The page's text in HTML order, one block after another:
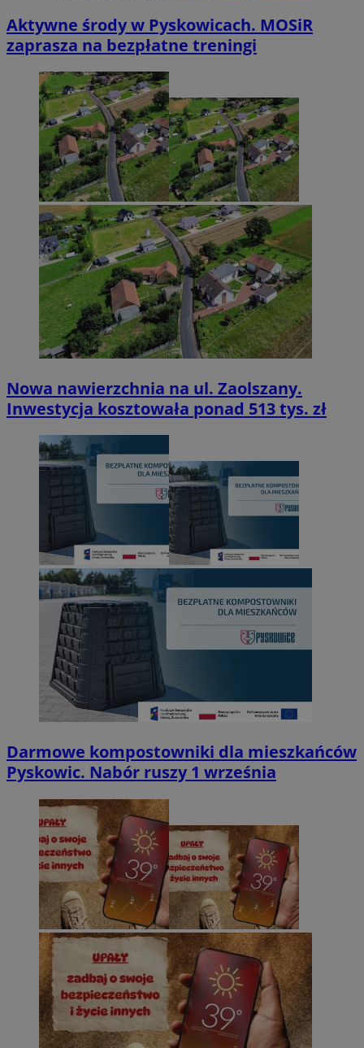
Aktywne środy w Pyskowicach. MOSiR
zaprasza na bezpłatne treningi
Nowa nawierzchnia na ul. Zaolszany.
Inwestycja kosztowała ponad 513 tys. zł
Darmowe kompostowniki dla mieszkańców
Pyskowic. Nabór ruszy 1 września